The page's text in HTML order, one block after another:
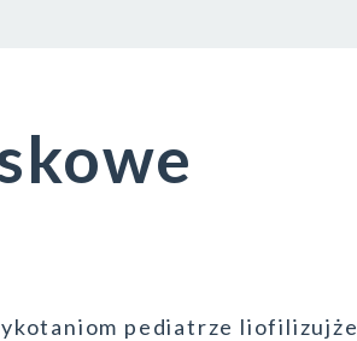
pediatrze liofilizujże